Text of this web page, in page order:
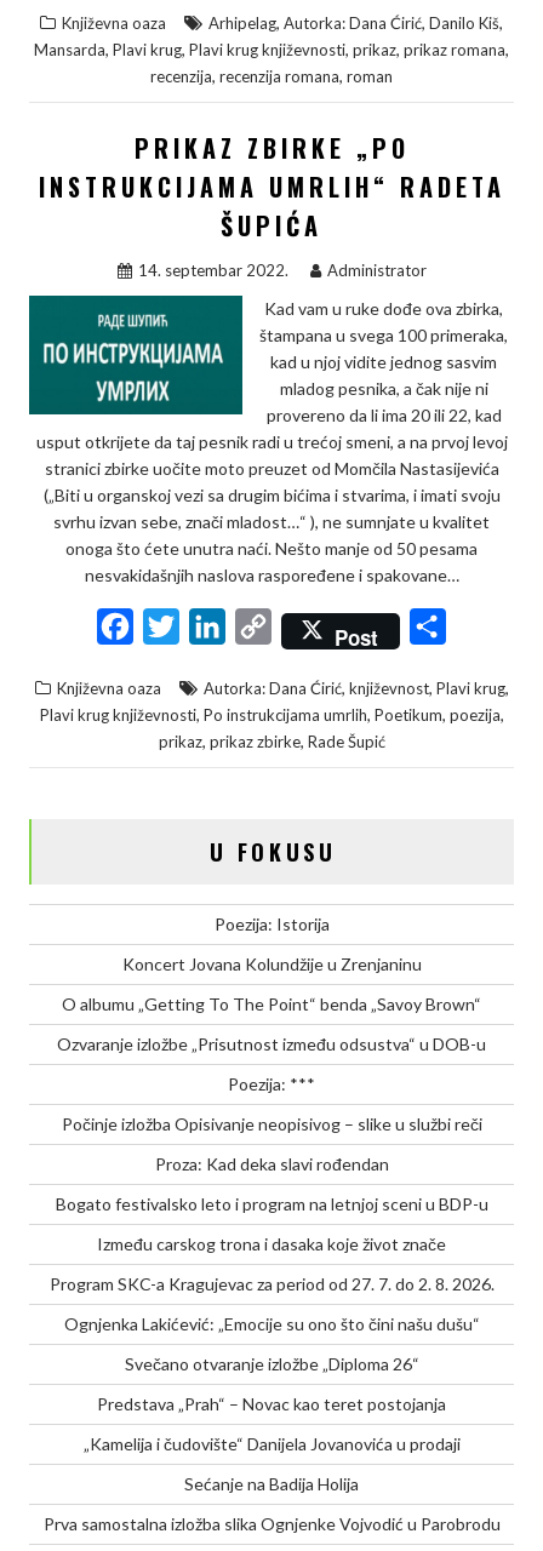
c
b
o
o
t
t
e
r
n
k
e
d
I
n
p
y
L
i
n
k
a
e
Književna oaza Arhipelag, Autorka: Dana Ćirić, Danilo Kiš,
Mansarda, Plavi krug, Plavi krug književnosti, prikaz, prikaz romana,
recenzija, recenzija romana, roman
PRIKAZ ZBIRKE „PO
INSTRUKCIJAMA UMRLIH“ RADETA
ŠUPIĆA
14. septembar 2022. Administrator
Kad vam u ruke dođe ova zbirka,
štampana u svega 100 primeraka,
kad u njoj vidite jednog sasvim
mladog pesnika, a čak nije ni
provereno da li ima 20 ili 22, kad
usput otkrijete da taj pesnik radi u trećoj smeni, a na prvoj levoj
stranici zbirke uočite moto preuzet od Momčila Nastasijevića
(„Biti u organskoj vezi sa drugim bićima i stvarima, i imati svoju
svrhu izvan sebe, znači mladost…“ ), ne sumnjate u kvalitet
onoga što ćete unutra naći. Nešto manje od 50 pesama
nesvakidašnjih naslova raspoređene i spakovane…
c
b
i
t
t
n
k
e
C
p
y
L
n
Post
a
e
Književna oaza Autorka: Dana Ćirić, književnost, Plavi krug,
Plavi krug književnosti, Po instrukcijama umrlih, Poetikum, poezija,
prikaz, prikaz zbirke, Rade Šupić
U FOKUSU
Poezija: Istorija
Koncert Jovana Kolundžije u Zrenjaninu
O albumu „Getting To The Point“ benda „Savoy Brown“
Ozvaranje izložbe „Prisutnost između odsustva“ u DOB-u
Poezija: ***
Počinje izložba Opisivanje neopisivog – slike u službi reči
Proza: Kad deka slavi rođendan
Bogato festivalsko leto i program na letnjoj sceni u BDP-u
Između carskog trona i dasaka koje život znače
Program SKC-a Kragujevac za period od 27. 7. do 2. 8. 2026.
Ognjenka Lakićević: „Emocije su ono što čini našu dušu“
Svečano otvaranje izložbe „Diploma 26“
Predstava „Prah“ – Novac kao teret postojanja
„Kamelija i čudovište“ Danijela Jovanovića u prodaji
Sećanje na Badija Holija
Prva samostalna izložba slika Ognjenke Vojvodić u Parobrodu